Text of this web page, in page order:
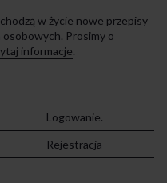
w życie nowe przepisy
Prosimy o
informacje.
Logowanie.
Rejestracja